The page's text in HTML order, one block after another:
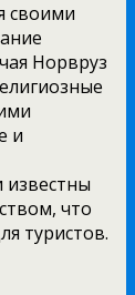
своими
Норвруз
и
что
туристов.